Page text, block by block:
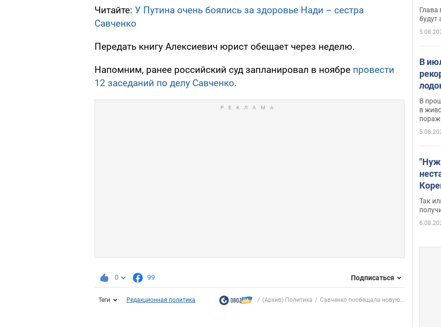
Читайте: У Путина очень боялись за здоровье Нади – сестра
Савченко
Передать книгу Алексиевич юрист обещает через неделю.
Напомним, ранее российский суд запланировал в ноябре провести
12 заседаний по делу Савченко.
0 99 Подписаться
Теги Редакционная политика (Архив) Политика Савченко пообещала новую...
Глава
будут
В
В
в
Так